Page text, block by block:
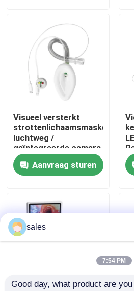
Producten
VR-show
Over ons
Fabrieksreis
Kwaliteitscontrole
Vraag een offerte aan
Laryngeal Maskerluchtroute
Visueel versterkt
strottenlichaamsmasker
luchtweg /
geïntegreerde camera
/ realtime beeld /
snelle intubatie / ISO
Aanvraag sturen
sales
7:54 PM
Good day, what product are